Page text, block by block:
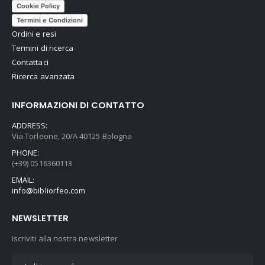
Cookie Policy
Termini e Condizioni
Ordini e resi
Termini di ricerca
Contattaci
Ricerca avanzata
INFORMAZIONI DI CONTATTO
ADDRESS:
Via Torleone, 20/A 40125 Bologna
PHONE:
(+39) 0516360113
EMAIL:
info@bibliorfeo.com
NEWSLETTER
Iscriviti alla nostra newsletter